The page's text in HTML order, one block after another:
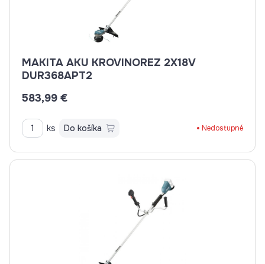
MAKITA AKU KROVINOREZ 2X18V
DUR368APT2
583,99 €
ks Do košíka Nedostupné